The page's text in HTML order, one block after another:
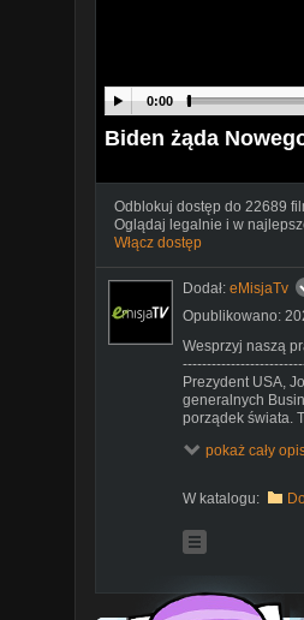
0:00
Biden żąda
Odblokuj dostęp do 22689
Oglądaj legalnie i w
Włącz dostęp
Dodał: eMisjaTv
Opublikowano:
Wesprzyj naszą
Prezydent USA,
generalnych
porządek świata.
staje się faktem!
narodem, ani
na naszej
państw, na rzecz
jednakowym
do swoistego
NWO. Pierwszy
pokaż cały
W katalogu: